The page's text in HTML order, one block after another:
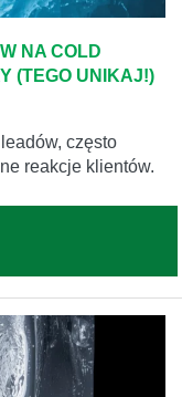
NA COLD
(TEGO UNIKAJ!)
często
reakcje klientów.